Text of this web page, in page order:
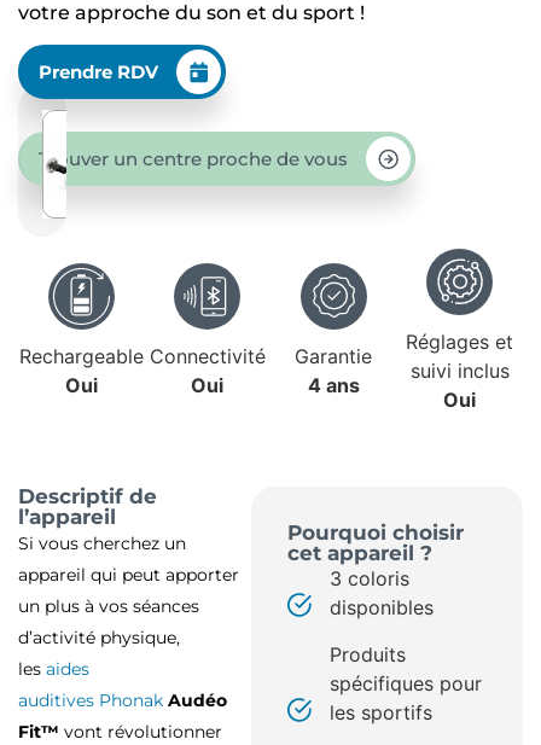
votre approche du son et du sport !
Prendre RDV
Trouver un centre proche de vous
Rechargeable
Oui
Connectivité
Oui
Garantie
4 ans
Réglages et
suivi inclus
Oui
Descriptif de
l’appareil
Si vous cherchez un
appareil qui peut apporter
un plus à vos séances
d’activité physique,
les aides
auditives Phonak Audéo
Fit™ vont révolutionner
Pourquoi choisir
cet appareil ?
3 coloris
disponibles
Produits
spécifiques pour
les sportifs